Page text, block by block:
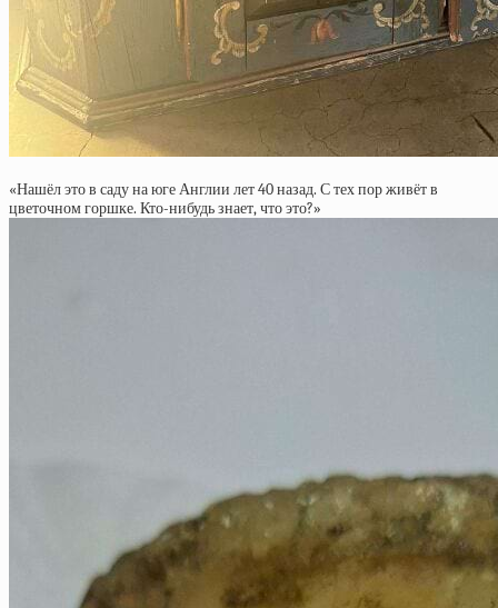
«Нашёл это в саду на юге Англии лет 40 назад. С тех пор живёт в
цветочном горшке. Кто-нибудь знает, что это?»